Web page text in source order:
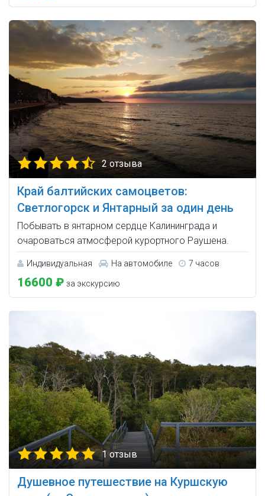
2 отзыва
Край балтийских самоцветов:
Светлогорск и Янтарный за один день
Побывать в янтарном сердце Калининграда и
очароваться атмосферой курортного Раушена.
Индивидуальная На автомобиле 7 часов
16600 ₽ за экскурсию
1 отзыв
Душевное путешествие на Куршскую